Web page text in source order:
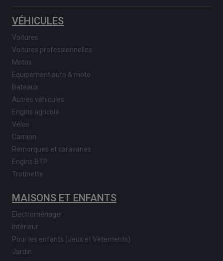
VÉHICULES
Voitures
Voitures professionnelles
Motos
Equipement auto & moto
Bateaux
Autres véhicules
Engins agricole
Vélos
Camion
Remorques et caravanes
Engins BTP
Trotinette
MAISONS ET ENFANTS
Electroménager
Intérieur
Pour les enfants (Jeux et Vêtements)
Jardin